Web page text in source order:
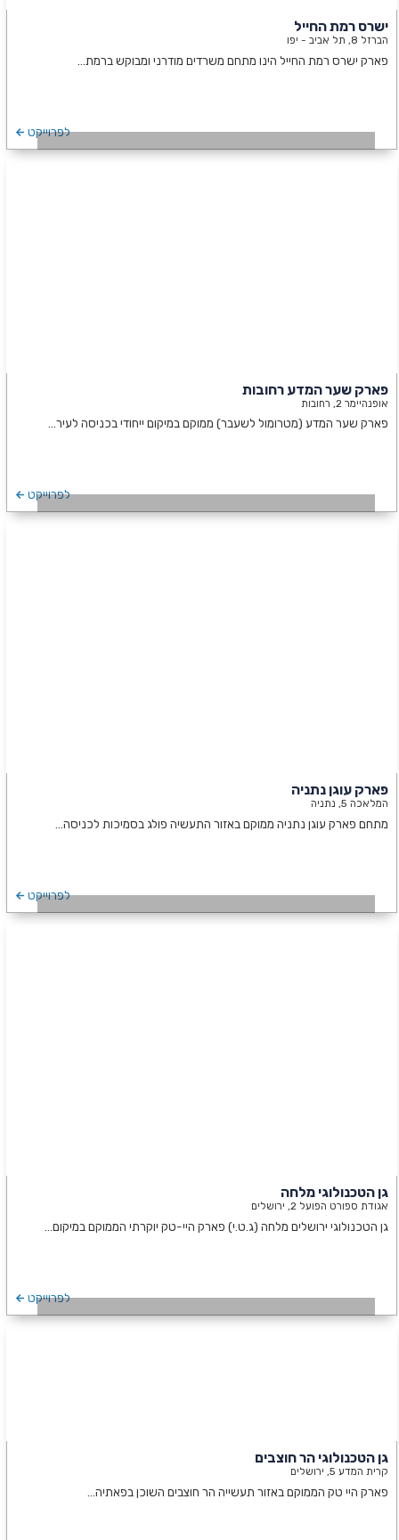
ישרס רמת החייל
הברזל 8, תל אביב - יפו
פארק ישרס רמת החייל הינו מתחם משרדים מודרני ומבוקש ברמת…
לפרוייקט
פארק שער המדע רחובות
אופנהיימר 2, רחובות
פארק שער המדע (מטרומול לשעבר) ממוקם במיקום ייחודי בכניסה לעיר…
לפרוייקט
פארק עוגן נתניה
המלאכה 5, נתניה
מתחם פארק עוגן נתניה ממוקם באזור התעשיה פולג בסמיכות לכניסה…
לפרוייקט
גן הטכנולוגי מלחה
אגודת ספורט הפועל 2, ירושלים
גן הטכנולוגי ירושלים מלחה (ג.ט.י) פארק היי-טק יוקרתי הממוקם במיקום…
לפרוייקט
גן הטכנולוגי הר חוצבים
קרית המדע 5, ירושלים
פארק היי טק הממוקם באזור תעשייה הר חוצבים השוכן בפאתיה…